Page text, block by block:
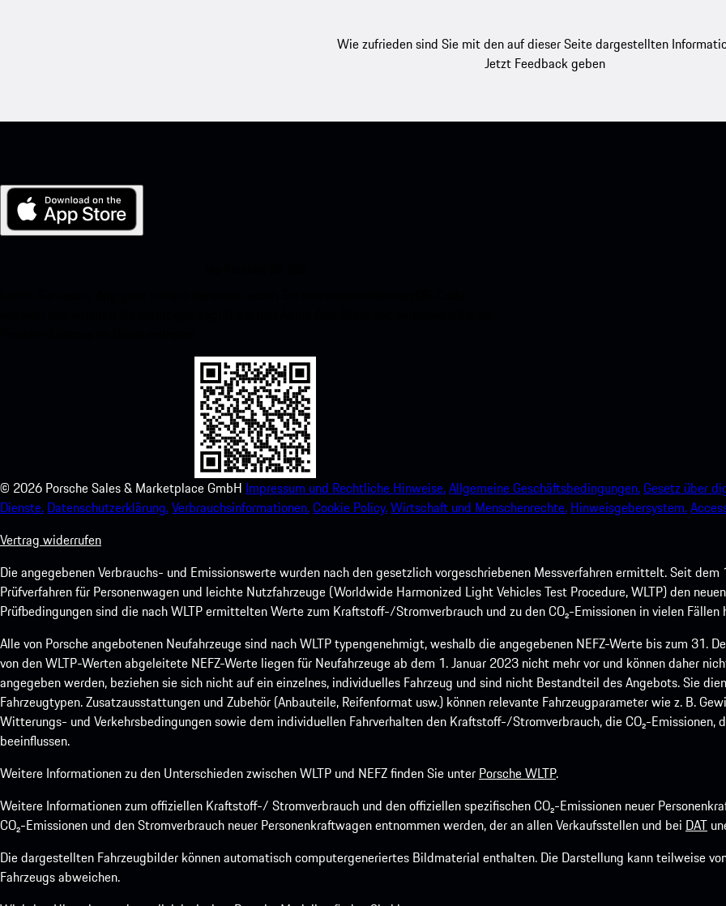
Wie zufrieden sind Sie mit den auf dieser Seite dargestellten
Jetzt Feedback geben
© 2026 Porsche Sales & Marketplace GmbH Impressum und Rechtliche Hinweise.Allgemeine Geschäftsbedingungen.Gesetz über
Dienste. Datenschutzerklärung.Verbrauchsinformationen.Cookie Policy.Wirtschaft und Menschenrechte. Hinweisgebersystem.
Vertrag widerrufen
Die angegebenen Verbrauchs- und Emissionswerte wurden nach den gesetzlich vorgeschriebenen Messverfahren ermittelt. Seit
Prüfverfahren für Personenwagen und leichte Nutzfahrzeuge (Worldwide Harmonized Light Vehicles Test Procedure, WLTP) den
Prüfbedingungen sind die nach WLTP ermittelten Werte zum Kraftstoff-/Stromverbrauch und zu den CO₂-Emissionen in vielen
Alle von Porsche angebotenen Neufahrzeuge sind nach WLTP typengenehmigt, weshalb die angegebenen NEFZ-Werte bis zum 31.
von den WLTP-Werten abgeleitete NEFZ-Werte liegen für Neufahrzeuge ab dem 1. Januar 2023 nicht mehr vor und können daher
angegeben werden, beziehen sie sich nicht auf ein einzelnes, individuelles Fahrzeug und sind nicht Bestandteil des Angebots. Sie
Fahrzeugtypen. Zusatzausstattungen und Zubehör (Anbauteile, Reifenformat usw.) können relevante Fahrzeugparameter wie z. B.
Witterungs- und Verkehrsbedingungen sowie dem individuellen Fahrverhalten den Kraftstoff-/Stromverbrauch, die CO₂-Emissionen,
beeinflussen.
Weitere Informationen zu den Unterschieden zwischen WLTP und NEFZ finden Sie unter Porsche WLTP.
Weitere Informationen zum offiziellen Kraftstoff-/ Stromverbrauch und den offiziellen spezifischen CO₂-Emissionen neuer
CO₂-Emissionen und den Stromverbrauch neuer Personenkraftwagen entnommen werden, der an allen Verkaufsstellen und bei DAT
Die dargestellten Fahrzeugbilder können automatisch computergeneriertes Bildmaterial enthalten. Die Darstellung kann teilweise
Fahrzeugs abweichen.